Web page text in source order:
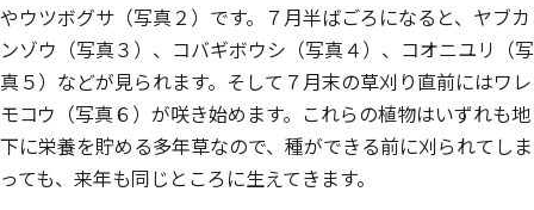
やウツボグサ（写真２）です。７月半ばごろになると、ヤブカ
ンゾウ（写真３）、コバギボウシ（写真４）、コオニユリ（写
真５）などが見られます。そして７月末の草刈り直前にはワレ
モコウ（写真６）が咲き始めます。これらの植物はいずれも地
下に栄養を貯める多年草なので、種ができる前に刈られてしま
っても、来年も同じところに生えてきます。